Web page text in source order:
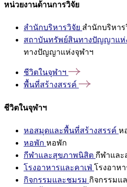
หน่วยงานด้านการวิจัย
สำนักบริหารวิจัย สำนักบริหาร
สถาบันทรัพย์สินทางปัญญาแห่
ทางปัญญาแห่งจุฬาฯ
ชีวิตในจุฬาฯ
พื้นที่สร้างสรรค์
ชีวิตในจุฬาฯ
หอสมุดและพื้นที่สร้างสรรค์ ห
หอพัก หอพัก
กีฬาและสุขภาพนิสิต กีฬาแล
โรงอาหารและคาเฟ่ โรงอาห
กิจกรรมและชมรม กิจกรรมแ